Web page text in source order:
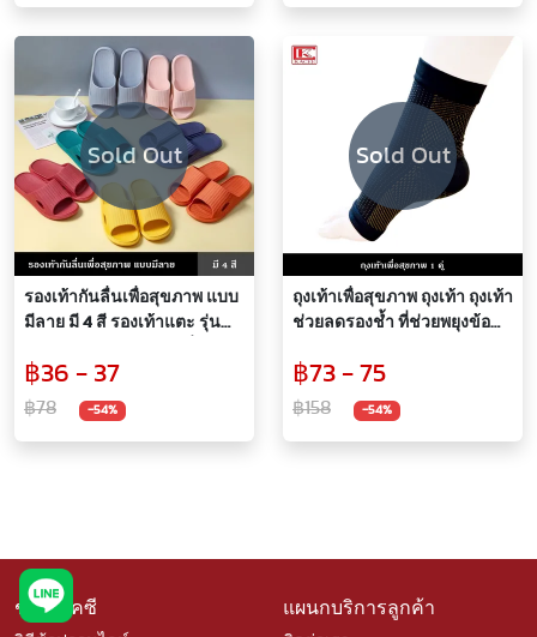
Sold Out
รองเท้ากันลื่นเพื่อสุขภาพ แบบ
มีลาย มี 4 สี รองเท้าแตะ รุ่น
แข็ง ใส่สบาย มีช่องระบาย
อากาศด้านข้าง ไม่สะสมกลิ่น
อับจากเท้า ช่วยบรรเทาการตึง
฿36 - 37
฿78 -54%
Sold Out
ถุงเท้าเพื่อสุขภาพ ถุงเท้า ถุงเท้า
ช่วยลดรองช้ำ ที่ช่วยพยุงข้อ
ถุงเท้าลดการกระแทก แบบเปิด
หน้าเท้า
฿73 - 75
฿158 -54%
ช้อปที่เคซี แผนกบริการลูกค้า